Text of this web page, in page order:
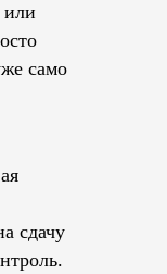
или
само
сдачу